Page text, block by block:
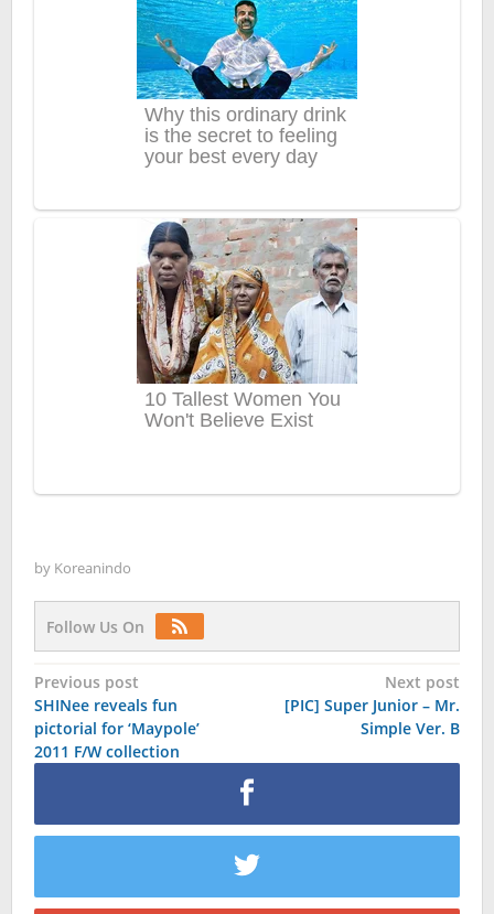
by Koreanindo
Follow Us On
Post
navigation
Previous post
SHINee reveals fun
pictorial for ‘Maypole’
2011 F/W collection
Next post
[PIC] Super Junior – Mr.
Simple Ver. B